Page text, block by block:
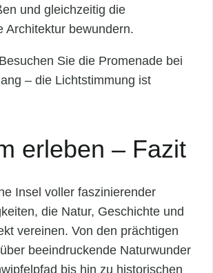
und gleichzeitig die
Architektur bewundern.
Besuchen Sie die Promenade bei
– die Lichtstimmung ist
erleben – Fazit
Insel voller faszinierender
die Natur, Geschichte und
vereinen. Von den prächtigen
beeindruckende Naturwunder
bis hin zu historischen